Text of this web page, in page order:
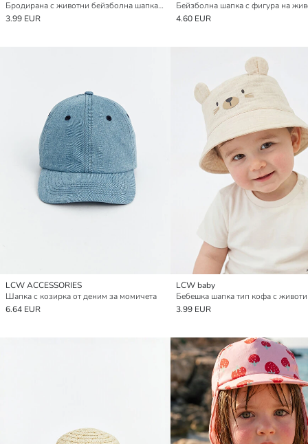
Бродирана с животни бейзболна шапка за бебета момичета
3.99 EUR
4.60 EUR
LCW ACCESSORIES
Шапка с козирка от деним за момичета
6.64 EUR
LCW baby
3.99 EUR